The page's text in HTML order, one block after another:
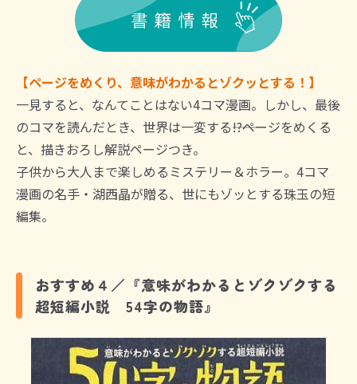
【ページをめくり、意味がわかるとゾクッとする！】
一見すると、なんてことはない4コマ漫画。しかし、最後
のコマを読んだとき、世界は一変する――!?ページをめくる
と、描きおろし解説ページつき。
子供から大人まで楽しめるミステリー＆ホラー。4コマ
漫画の名手・湖西晶が贈る、世にもゾッとする珠玉の短
編集。
おすすめ４／『意味がわかるとゾクゾクする
超短編小説 54字の物語』